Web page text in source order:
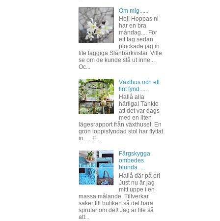
Om mig......
Hej! Hoppas ni
har en bra
måndag.... För
ett tag sedan
plockade jag in
lite taggiga Slånbärkvistar. Ville
se om de kunde slå ut inne...
Oc...
Växthus och ett
fint fynd.....
Hallå alla
härliga! Tänkte
att det var dags
med en liten
lägesrapport från växthuset. En
grön loppisfyndad stol har flyttat
in..... E...
Färgskygga
ombedes
blunda.....
Hallå där på er!
Just nu är jag
mitt uppe i en
massa målande. Tillverkar
saker till butiken så det bara
sprutar om det! Jag är lite så
att...